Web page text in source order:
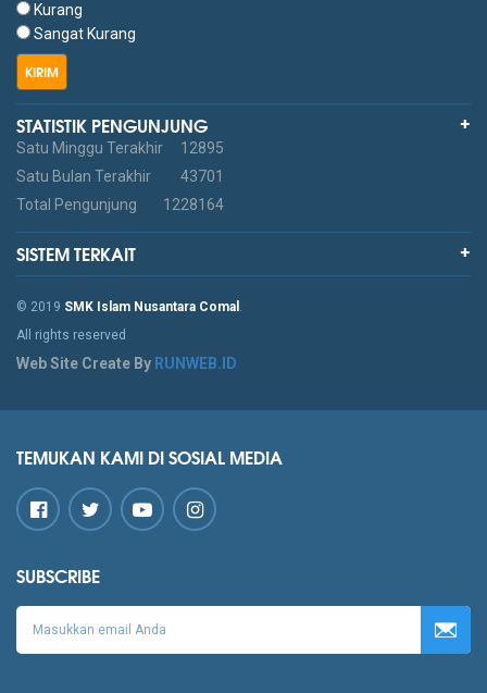
Kurang
Sangat Kurang
KIRIM
STATISTIK PENGUNJUNG
Satu Minggu Terakhir
12895
Satu Bulan Terakhir
43701
Total Pengunjung
1228164
SISTEM TERKAIT
© 2019 SMK Islam Nusantara Comal .
All rights reserved
Web Site Create By RUNWEB.ID
TEMUKAN KAMI DI SOSIAL MEDIA
SUBSCRIBE